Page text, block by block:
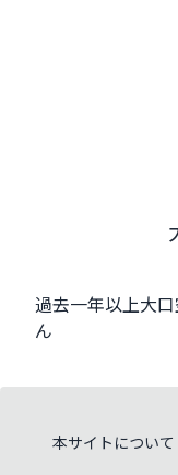
過去一年以上大
ん
本サイトについて